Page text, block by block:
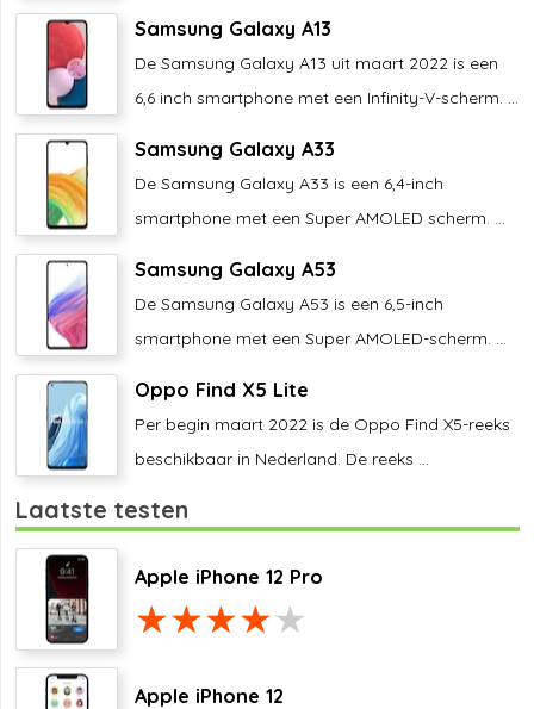
Samsung Galaxy A13
De Samsung Galaxy A13 uit maart 2022 is een
6,6 inch smartphone met een Infinity-V-scherm. ...
Samsung Galaxy A33
De Samsung Galaxy A33 is een 6,4-inch
smartphone met een Super AMOLED scherm. ...
Samsung Galaxy A53
De Samsung Galaxy A53 is een 6,5-inch
smartphone met een Super AMOLED-scherm. ...
Oppo Find X5 Lite
Per begin maart 2022 is de Oppo Find X5-reeks
beschikbaar in Nederland. De reeks ...
Laatste testen
Apple iPhone 12 Pro
Apple iPhone 12